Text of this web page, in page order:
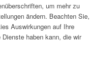
um mehr zu
ändern. Beachten Sie,
Auswirkungen auf Ihre
haben kann, die wir